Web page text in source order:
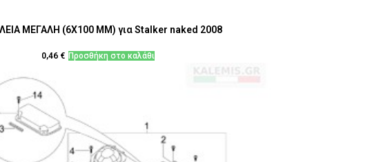
ΜΕΓΑΛΗ (6Χ100 MM) για Stalker naked 2008
0,46 € Προσθήκη στο καλάθι